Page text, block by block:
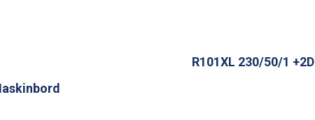
R101XL 230/50/1 +2D